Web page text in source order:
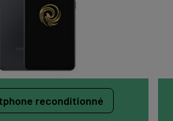
reconditionné